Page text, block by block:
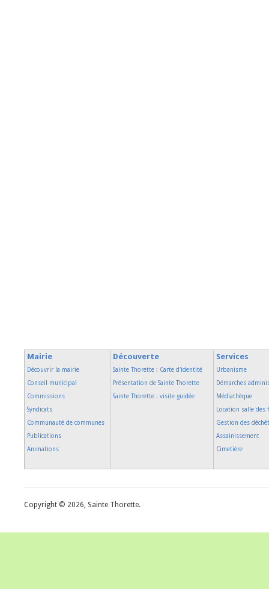
Mairie
Découvrir la mairie
Conseil municipal
Commissions
Syndicats
Communauté de communes
Publications
Animations
Découverte
Sainte Thorette : Carte d'identité
Présentation de Sainte Thorette
Sainte Thorette : visite guidée
Services
Urbanisme
Démarches
Médiathèque
Location salle des
Gestion des
Assainissement
Cimetière
Copyright © 2026, Sainte Thorette.